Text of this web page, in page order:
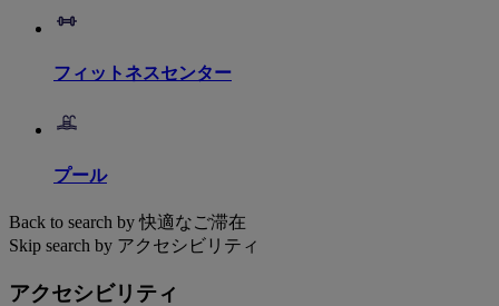
フィットネスセンター
プール
Back to search by 快適なご滞在
Skip search by アクセシビリティ
アクセシビリティ